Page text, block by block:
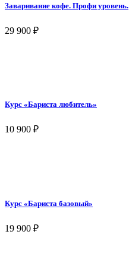
Заваривание кофе. Профи уровень.
29 900 ₽
Курс «Бариста любитель»
10 900 ₽
Курс «Бариста базовый»
19 900 ₽